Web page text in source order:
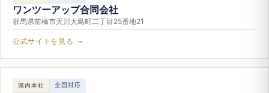
ワンツーアップ合同会社
群馬県前橋市天川大島町二丁目25番地21
公式サイトを見る →
県内本社 全国対応